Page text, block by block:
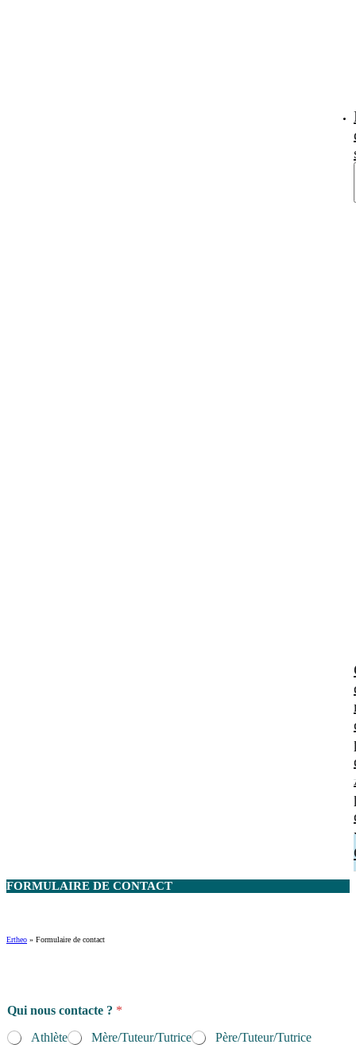
FORMULAIRE DE CONTACT
Ertheo » Formulaire de contact
Qui nous contacte ? *
Athlète
Mère/Tuteur/Tutrice Père/Tuteur/Tutrice